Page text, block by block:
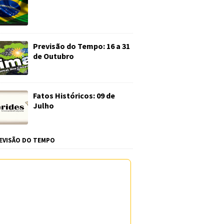
Previsão do Tempo: 16 a 31
de Outubro
Fatos Históricos: 09 de
Julho
DO TEMPO